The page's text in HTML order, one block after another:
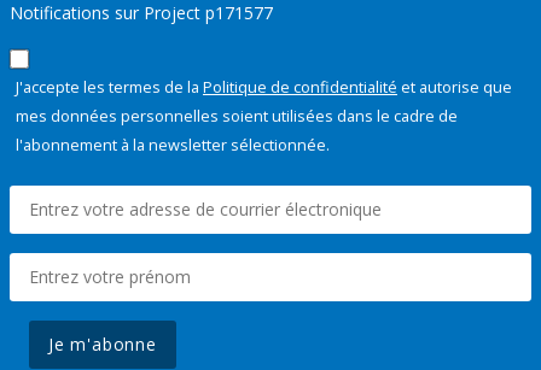
Notifications sur Project p171577
J'accepte les termes de la Politique de confidentialité et autorise que
mes données personnelles soient utilisées dans le cadre de
l'abonnement à la newsletter sélectionnée.
Je m'abonne